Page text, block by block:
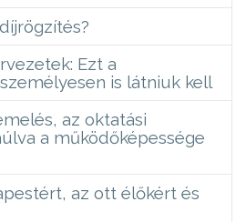
Ezt a
is látniuk kell
az oktatási
a működőképessége
az ott élőkért és